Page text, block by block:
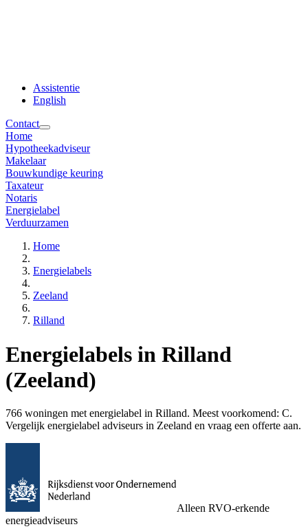
Assistentie
English
Contact
Home
Hypotheekadviseur
Makelaar
Bouwkundige keuring
Taxateur
Notaris
Energielabel
Verduurzamen
Home
Energielabels
Zeeland
Rilland
Energielabels in Rilland
(Zeeland)
766 woningen met energielabel in Rilland. Meest voorkomend: C.
Vergelijk energielabel adviseurs in Zeeland en vraag een offerte aan.
Alleen RVO-erkende
energieadviseurs